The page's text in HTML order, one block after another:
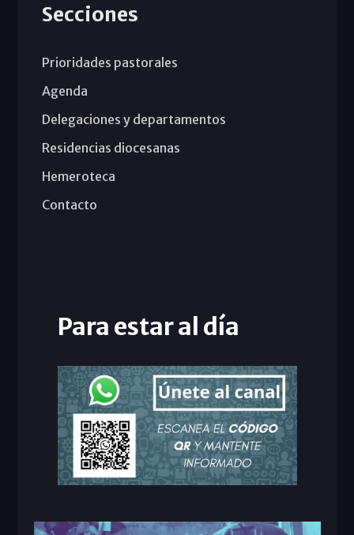
Secciones
Prioridades pastorales
Agenda
Delegaciones y departamentos
Residencias diocesanas
Hemeroteca
Contacto
Para estar al día